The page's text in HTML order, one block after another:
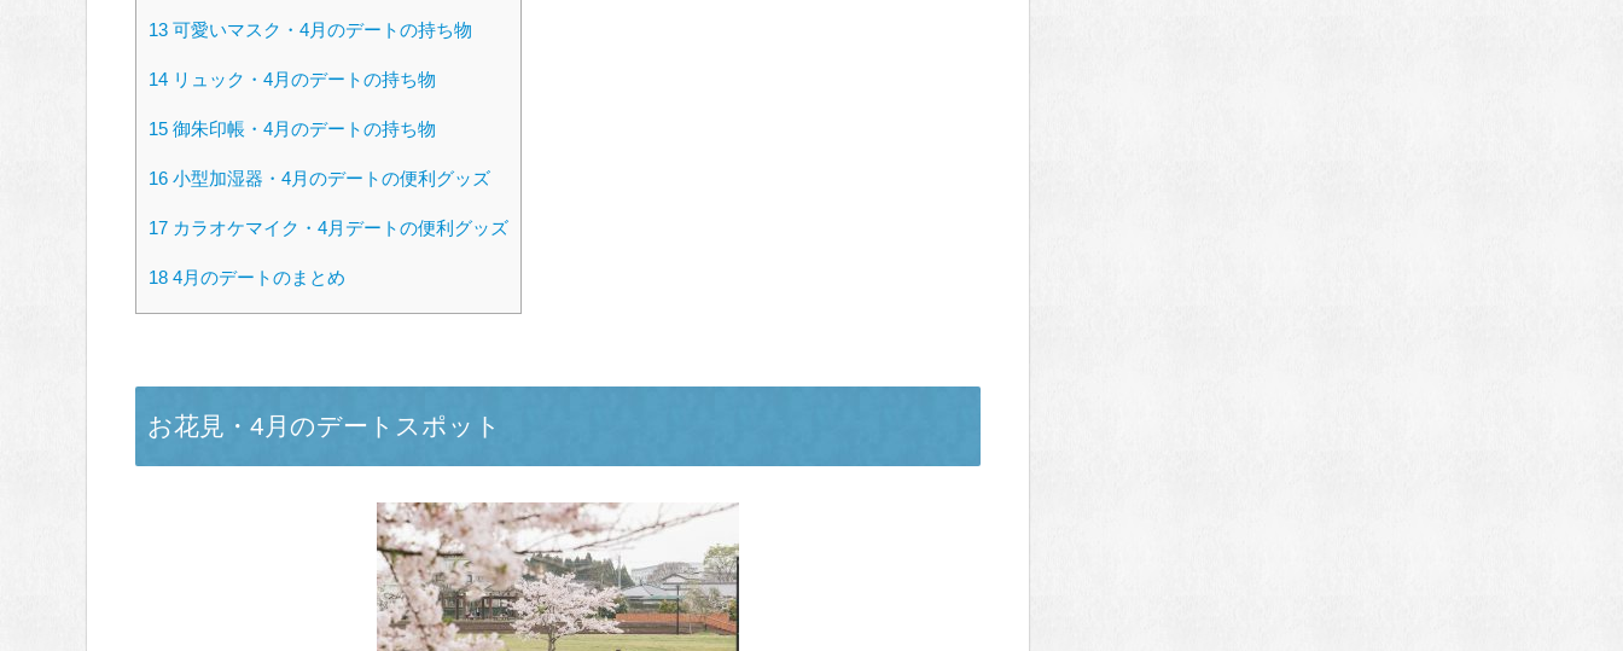
13 可愛いマスク・4月のデートの持ち物
14 リュック・4月のデートの持ち物
15 御朱印帳・4月のデートの持ち物
16 小型加湿器・4月のデートの便利グッズ
17 カラオケマイク・4月デートの便利グッズ
18 4月のデートのまとめ
お花見・4月のデートスポット